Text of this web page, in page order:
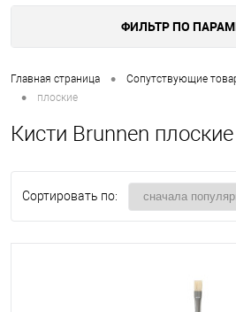
ФИЛЬТР ПО
Главная страница • Сопутствующие
• плоские
Кисти Brunnen плоские
Сортировать по: